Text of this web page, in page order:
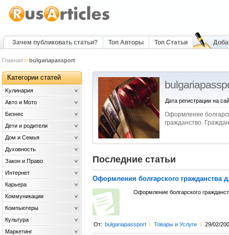
Зачем публиковать статьи? Топ Авторы Топ Статьи
Главная > bulgariapassport
Дата регистрации на
Оформление
гражданство.
Последние статьи
Оформления болгарского гражданства
Оформление болгарского
От: bulgariapassport l Товары и Услуги l 29/02/
Категории статей
Kулинария
Авто и Мото
Бизнес
Дети и родители
Дом и Семья
Духовность
Закон и Право
Интернет
Карьера
Коммуникации
Компьютеры
Культура
Маркетинг